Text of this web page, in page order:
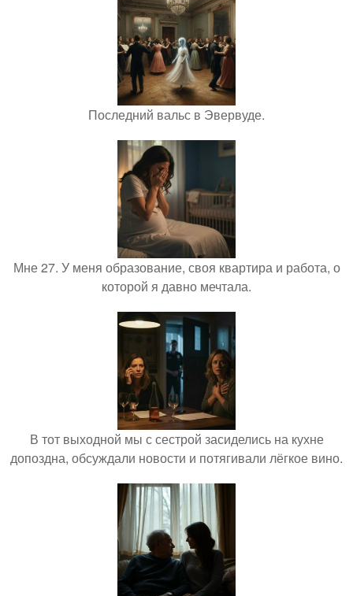
Последний вальс в Эвервуде.
Мне 27. У меня образование, своя квартира и работа, о
которой я давно мечтала.
В тот выходной мы с сестрой засиделись на кухне
допоздна, обсуждали новости и потягивали лёгкое вино.